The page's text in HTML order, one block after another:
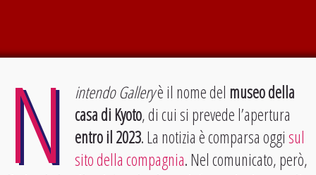
N intendo Galleryè il nome del museo della
casa di Kyoto, di cui si prevede l’apertura
entro il 2023. La notizia è comparsa oggisul
sito della compagnia. Nel comunicato, però,